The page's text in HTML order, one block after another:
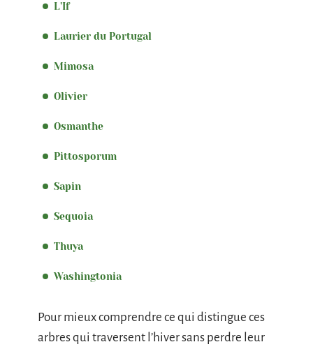
L’If
Laurier du Portugal
Mimosa
Olivier
Osmanthe
Pittosporum
Sapin
Sequoia
Thuya
Washingtonia
Pour mieux comprendre ce qui distingue ces
arbres qui traversent l’hiver sans perdre leur